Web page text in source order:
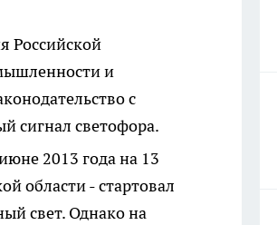
Российской
и
с
сигнал светофора.
2013 года на 13
области - стартовал
свет. Однако на